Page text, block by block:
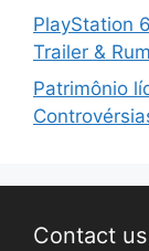
PlayStation
Trailer &
Patrimônio
Contact us